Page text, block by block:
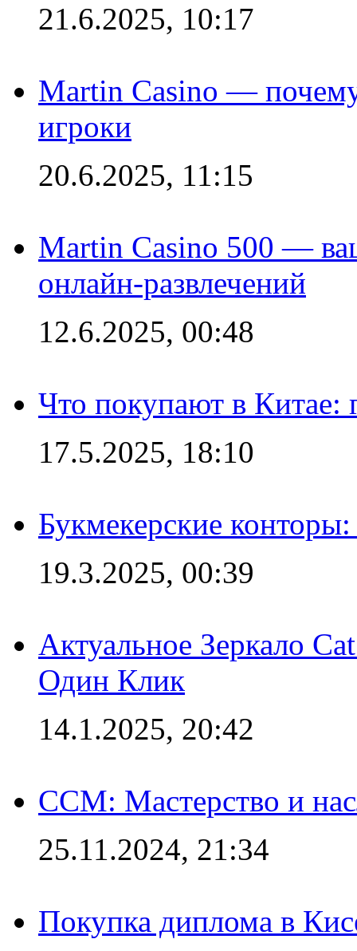
21.6.2025, 10:17
Martin Casino —
игроки
20.6.2025, 11:15
Martin Casino 500 —
онлайн-развлечений
12.6.2025, 00:48
Что покупают в Китае:
17.5.2025, 18:10
Букмекерские
19.3.2025, 00:39
Актуальное Зеркало
Один Клик
14.1.2025, 20:42
CCM: Мастерство и
25.11.2024, 21:34
Покупка диплома в